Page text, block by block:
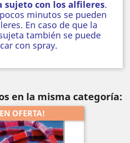
sujeto con los alfileres.
minutos se pueden
En caso de que la
también se puede
con spray.
en la misma categoría:
OFERTA!